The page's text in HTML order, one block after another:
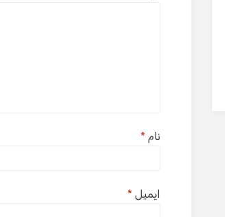
نام*
ایمیل*